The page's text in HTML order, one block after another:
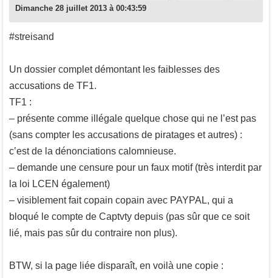
Dimanche 28 juillet 2013 à 00:43:59
#streisand
Un dossier complet démontant les faiblesses des
accusations de TF1.
TF1 :
– présente comme illégale quelque chose qui ne l’est pas
(sans compter les accusations de piratages et autres) :
c’est de la dénonciations calomnieuse.
– demande une censure pour un faux motif (très interdit par
la loi LCEN également)
– visiblement fait copain copain avec PAYPAL, qui a
bloqué le compte de Captvty depuis (pas sûr que ce soit
lié, mais pas sûr du contraire non plus).
BTW, si la page liée disparaît, en voilà une copie :